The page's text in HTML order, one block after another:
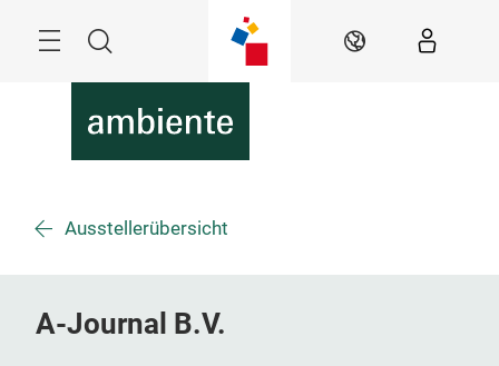
Suche DE
Ausstellerübersicht
A-Journal B.V.